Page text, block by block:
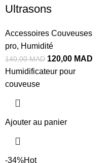
Ultrasons
Accessoires Couveuses
pro, Humidité
140,00MAD 120,00 MAD
Humidificateur pour
couveuse
Ajouter au panier
-34%Hot